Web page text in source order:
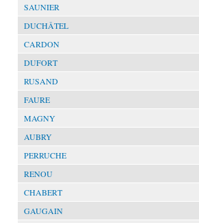
SAUNIER
DUCHÂTEL
CARDON
DUFORT
RUSAND
FAURE
MAGNY
AUBRY
PERRUCHE
RENOU
CHABERT
GAUGAIN